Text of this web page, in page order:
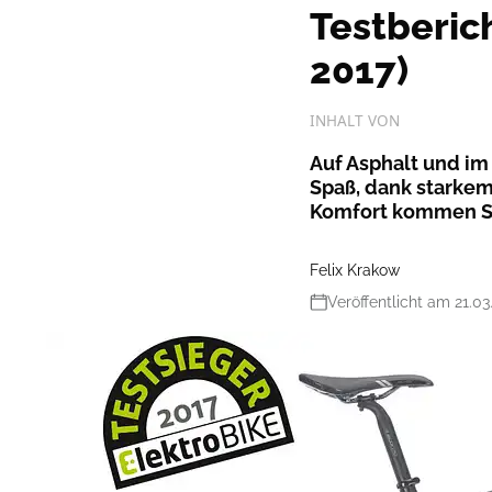
2017)
INHALT VON
Auf Asphalt und
Spaß, dank
Komfort kommen
Felix Krakow
Veröffentlicht am